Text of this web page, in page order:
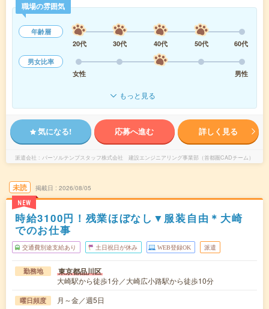
職場の雰囲気
年齢層
20代
30代 40代 50代
60代
男女比率
女性
男性
もっと見る
気になる! 応募へ進む 詳しく見る
派遣会社 パーソルテンプスタッフ株式会社 建設エンジニアリング事業部（首都圏CADチーム）
未読
NEW
掲載日 2026/08/05
時給3100円！残業ほぼなし▼服装自由＊大崎
でのお仕事
交通費別途支給あり 土日祝日が休み WEB登録OK 派遣
勤務地 東京都品川区
大崎駅から徒歩1分／大崎広小路駅から徒歩10分
曜日頻度 月～金／週5日